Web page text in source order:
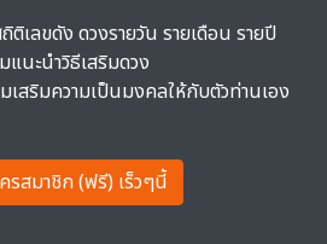
ติเลขดัง ดวงรายวัน รายเดือน รายปี
แนะนำวิธีเสริมดวง
เสริมความเป็นมงคลให้กับตัวท่านเอง
รสมาชิก (ฟรี) เร็วๆนี้